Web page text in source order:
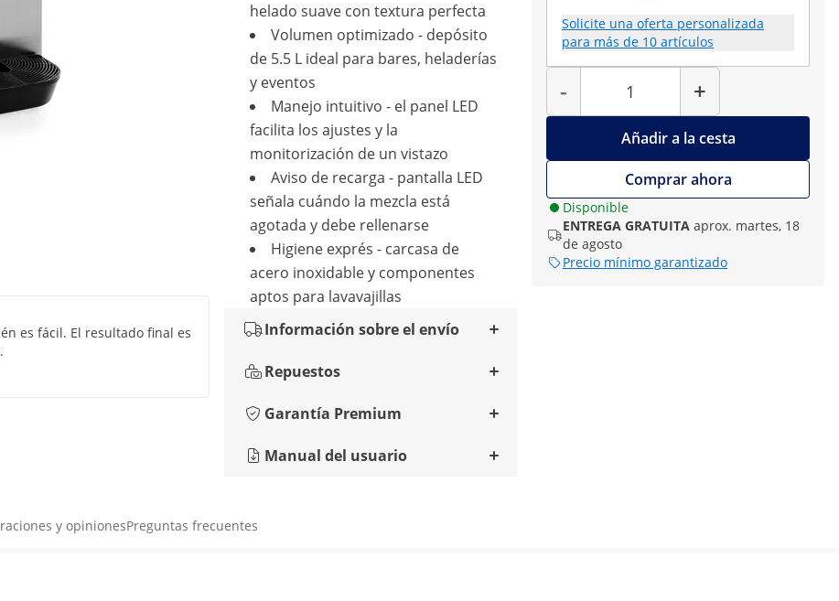
Solicite una oferta personalizada
para más de 10 artículos
-
Cantidad
+
Añadir a la cesta
Comprar ahora
Disponible
ENTREGA GRATUITA aprox. martes, 18
de agosto
Precio mínimo garantizado
helado suave con textura perfecta
Volumen optimizado - depósito
de 5.5 L ideal para bares, heladerías
y eventos
Manejo intuitivo - el panel LED
facilita los ajustes y la
monitorización de un vistazo
Aviso de recarga - pantalla LED
señala cuándo la mezcla está
agotada y debe rellenarse
Higiene exprés - carcasa de
acero inoxidable y componentes
aptos para lavavajillas
Información sobre el envío
Repuestos
Garantía Premium
Manual del usuario
es fácil. El resultado final es
y opinionesPreguntas frecuentes